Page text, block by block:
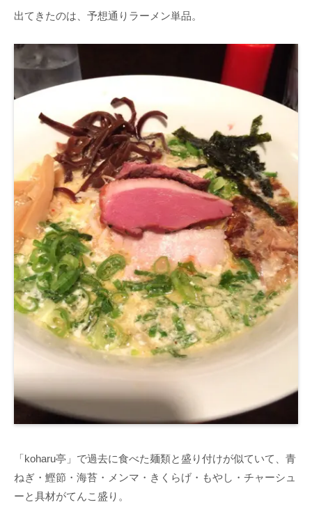
出てきたのは、予想通りラーメン単品。
「koharu亭」で過去に食べた麺類と盛り付けが似ていて、青
ねぎ・鰹節・海苔・メンマ・きくらげ・もやし・チャーシュ
ーと具材がてんこ盛り。